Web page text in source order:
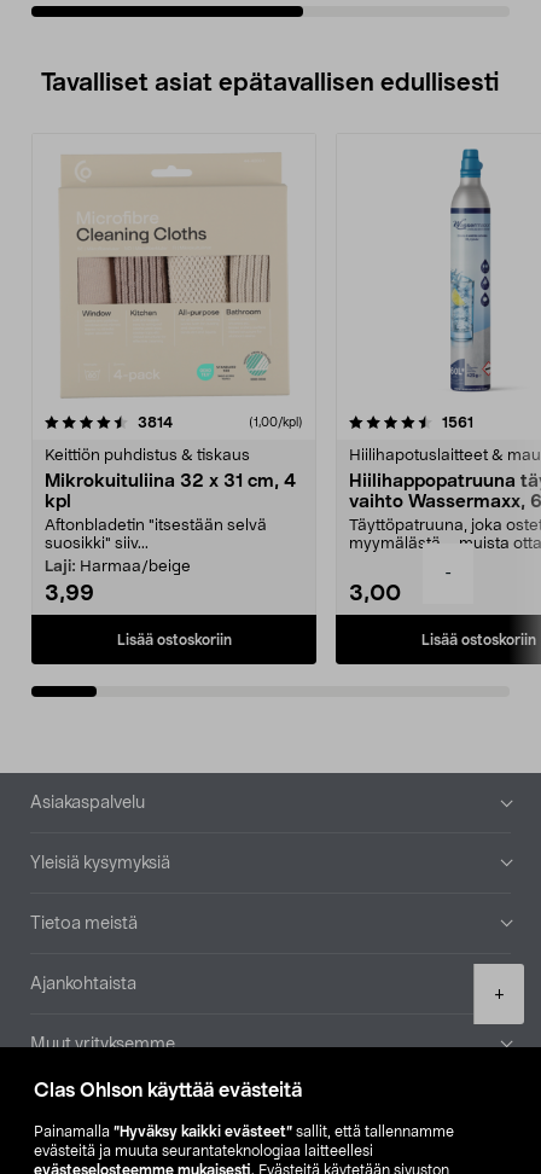
Clas Ohlson käyttää evästeitä
Painamalla ”Hyväksy kaikki evästeet” sallit, että tallennamme
evästeitä ja muuta seurantateknologiaa laitteellesi
evästeselosteemme mukaisesti. Evästeitä käytetään sivuston
-
+
Tavalliset asiat epätavallisen edullisesti
3814arvostelut (1,00/kpl)
Keittiön puhdistus & tiskaus
Mikrokuituliina 32 x 31 cm, 4
kpl
Aftonbladetin "itsestään selvä
suosikki" siiv...
Laji: Harmaa/beige
3,99
Lisää ostoskoriin
4.5viidestä
1561
Hiilihapotuslaitteet &
Hiilihappopatruuna
vaihto Wassermaxx,
Täyttöpatruuna, joka
myymälästä – muista
3,00
Lisää ostoskoriin
4.5viidestä
Alatunniste
Asiakaspalvelu
Yleisiä kysymyksiä
Tietoa meistä
Ajankohtaista
Muut yrityksemme
Etsi myymälä
SE NO FI